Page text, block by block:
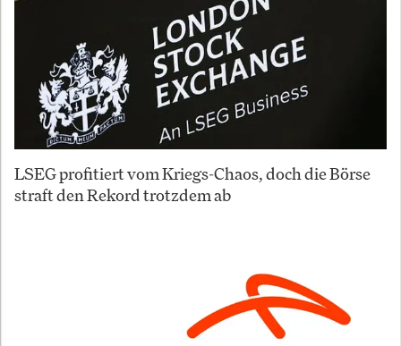
LSEG profitiert vom Kriegs-Chaos, doch die Börse
straft den Rekord trotzdem ab